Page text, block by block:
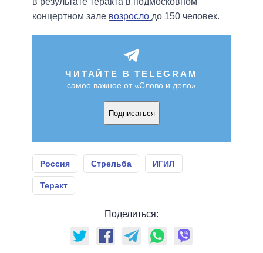
концертном зале возросло до 150 человек.
ЧИТАЙТЕ В TELEGRAM
самое важное от «Слово и дело»
Подписаться
Россия Стрельба ИГИЛ
Теракт
Поделиться: